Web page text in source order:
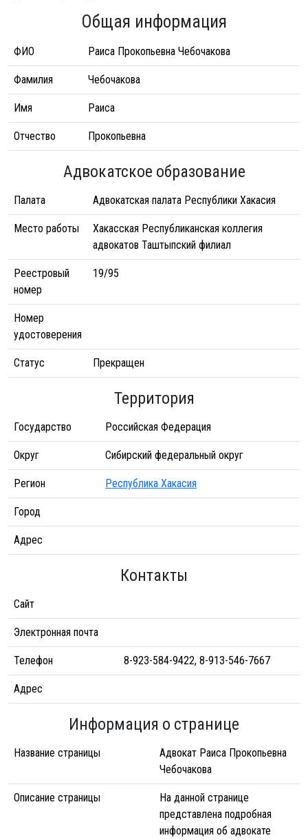
Общая информация
ФИО Раиса Прокопьевна Чебочакова
Фамилия Чебочакова
Имя Раиса
Отчество Прокопьевна
Адвокатское образование
Палата Адвокатская палата Республики Хакасия
Место работы
Хакасская Республиканская коллегия
адвокатов Таштыпский филиал
Реестровый
номер
19/95
Номер
удостоверения
Статус Прекращен
Территория
Государство Российская Федерация
Округ Сибирский федеральный округ
Регион Республика Хакасия
Город
Адрес
Контакты
Сайт
Электронная почта
Телефон 8-923-584-9422, 8-913-546-7667
Адрес
Информация о странице
Название страницы
Адвокат Раиса Прокопьевна
Чебочакова
Описание страницы
На данной странице
представлена подробная
информация об адвокате